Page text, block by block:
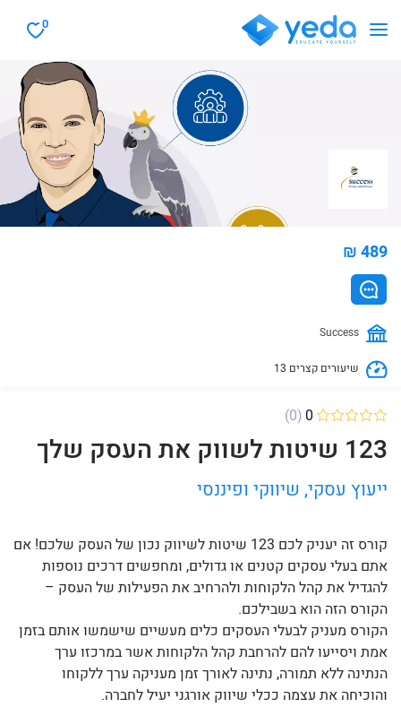
0
₪ 489
Success
13 שיעורים קצרים
(0) 0
123 שיטות לשווק את העסק שלך
ייעוץ עסקי, שיווקי ופיננסי
קורס זה יעניק לכם 123 שיטות לשיווק נכון של העסק שלכם! אם
אתם בעלי עסקים קטנים או גדולים, ומחפשים דרכים נוספות
להגדיל את קהל הלקוחות ולהרחיב את הפעילות של העסק –
הקורס הזה הוא בשבילכם.
הקורס מעניק לבעלי העסקים כלים מעשיים שישמשו אותם בזמן
אמת ויסייעו להם להרחבת קהל הלקוחות אשר במרכזו ערך
הנתינה ללא תמורה, נתינה לאורך זמן מעניקה ערך ללקוחו
והוכיחה את עצמה ככלי שיווק אורגני יעיל לחברה.